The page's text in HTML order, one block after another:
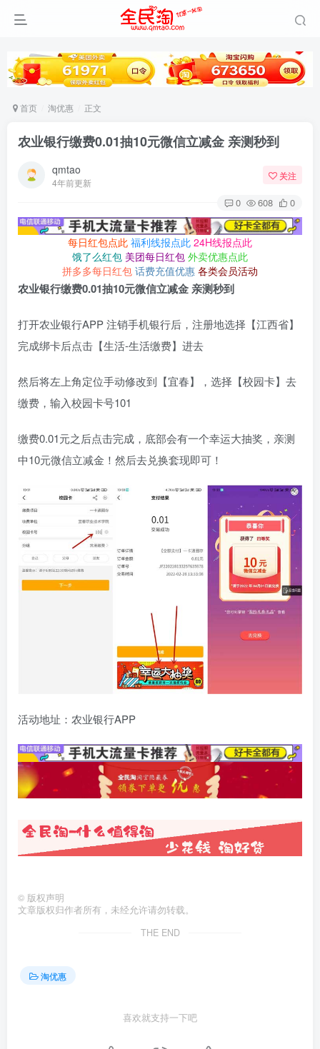
首页 淘优惠 正文
农业银行缴费0.01抽10元微信立减金 亲测秒到
qmtao
4年前更新
关注
0 608 0
每日红包点此 福利线报点此 24H线报点此
饿了么红包 美团每日红包 外卖优惠点此
拼多多每日红包 话费充值优惠 各类会员活动
农业银行缴费0.01抽10元微信立减金 亲测秒到
打开农业银行APP 注销手机银行后，注册地选择【江西省】
完成绑卡后点击【生活-生活缴费】进去
然后将左上角定位手动修改到【宜春】，选择【校园卡】去
缴费，输入校园卡号101
缴费0.01元之后点击完成，底部会有一个幸运大抽奖，亲测
中10元微信立减金！然后去兑换套现即可！
活动地址：农业银行APP
© 版权声明
文章版权归作者所有，未经允许请勿转载。
THE END
淘优惠
喜欢就支持一下吧